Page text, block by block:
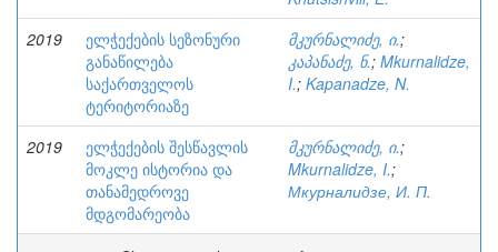
2019
ელჭექების სეზონური
განაწილება
საქართველოს
ტერიტორიაზე
მკურნალიძე, ი.;
კაპანაძე, ნ.; Mkurnalidze,
I.; Kapanadze, N.
2019
ელჭექების შესწავლის
მოკლე ისტორია და
თანამედროვე
მდგომარეობა
მკურნალიძე, ი.;
Mkurnalidze, I.;
Мкурналидзе, И. П.